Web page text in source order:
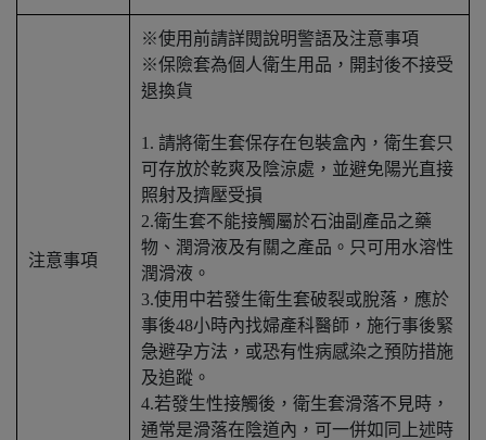
注意事項
※使用前請詳閱說明警語及注意事項
※保險套為個人衛生用品，開封後不接受
退換貨
1. 請將衛生套保存在包裝盒內，衛生套只
可存放於乾爽及陰涼處，並避免陽光直接
照射及擠壓受損
2.衛生套不能接觸屬於石油副產品之藥
物、潤滑液及有關之產品。只可用水溶性
潤滑液。
3.使用中若發生衛生套破裂或脫落，應於
事後48小時內找婦產科醫師，施行事後緊
急避孕方法，或恐有性病感染之預防措施
及追蹤。
4.若發生性接觸後，衛生套滑落不見時，
通常是滑落在陰道內，可一併如同上述時